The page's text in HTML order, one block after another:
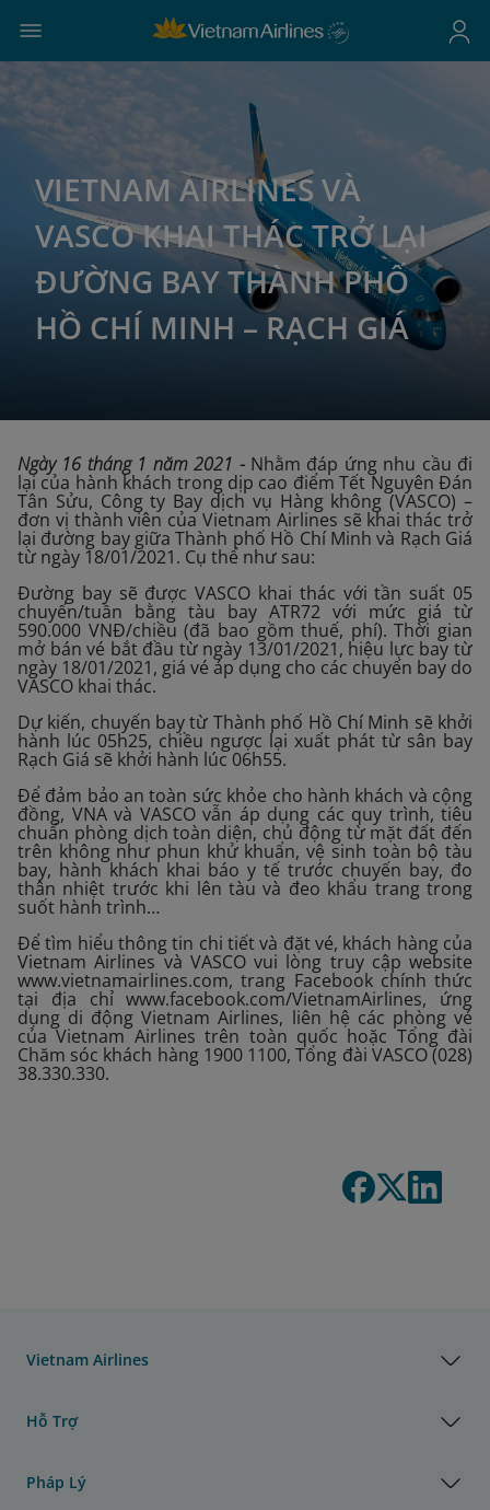
VIETNAM AIRLINES VÀ
VASCO KHAI THÁC TRỞ LẠI
ĐƯỜNG BAY THÀNH PHỐ
HỒ CHÍ MINH – RẠCH GIÁ
Ngày 16 tháng 1 năm 2021 - Nhằm đáp ứng nhu cầu đi
lại của hành khách trong dịp cao điểm Tết Nguyên Đán
Tân Sửu, Công ty Bay dịch vụ Hàng không (VASCO) –
đơn vị thành viên của Vietnam Airlines sẽ khai thác trở
lại đường bay giữa Thành phố Hồ Chí Minh và Rạch Giá
từ ngày 18/01/2021. Cụ thể như sau:
Đường bay sẽ được VASCO khai thác với tần suất 05
chuyến/tuần bằng tàu bay ATR72 với mức giá từ
590.000 VNĐ/chiều (đã bao gồm thuế, phí). Thời gian
mở bán vé bắt đầu từ ngày 13/01/2021, hiệu lực bay từ
ngày 18/01/2021, giá vé áp dụng cho các chuyến bay do
VASCO khai thác.
Dự kiến, chuyến bay từ Thành phố Hồ Chí Minh sẽ khởi
hành lúc 05h25, chiều ngược lại xuất phát từ sân bay
Rạch Giá sẽ khởi hành lúc 06h55.
Để đảm bảo an toàn sức khỏe cho hành khách và cộng
đồng, VNA và VASCO vẫn áp dụng các quy trình, tiêu
chuẩn phòng dịch toàn diện, chủ động từ mặt đất đến
trên không như phun khử khuẩn, vệ sinh toàn bộ tàu
bay, hành khách khai báo y tế trước chuyến bay, đo
thân nhiệt trước khi lên tàu và đeo khẩu trang trong
suốt hành trình…
Để tìm hiểu thông tin chi tiết và đặt vé, khách hàng của
Vietnam Airlines và VASCO vui lòng truy cập website
www.vietnamairlines.com, trang Facebook chính thức
tại địa chỉ www.facebook.com/VietnamAirlines, ứng
dụng di động Vietnam Airlines, liên hệ các phòng vé
của Vietnam Airlines trên toàn quốc hoặc Tổng đài
Chăm sóc khách hàng 1900 1100, Tổng đài VASCO (028)
38.330.330.
Vietnam Airlines
Hỗ Trợ
Pháp Lý